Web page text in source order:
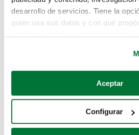
desarrollo de servicios. Tiene la
quién usa sus datos y con qué
Si lo permite, también quisiéramos:
Recopilar información sobre su
Identificar su dispositivo
para buscar características
Aceptar
Configurar
Pero puedes encontrar el coche
buscando en alguno de estos
Coches de segunda mano
Coches de km0